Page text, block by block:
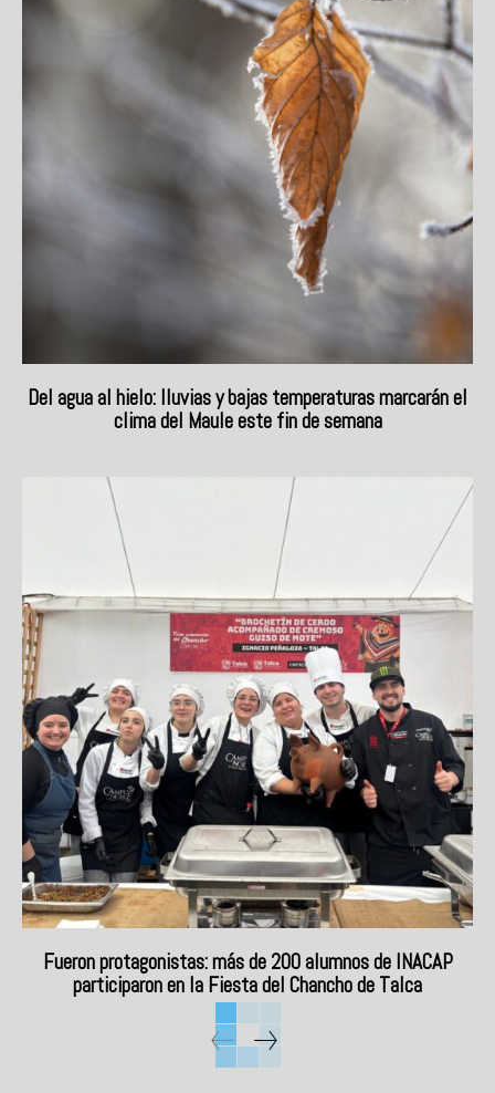
Del agua al hielo: lluvias y bajas temperaturas marcarán el
clima del Maule este fin de semana
Fueron protagonistas: más de 200 alumnos de INACAP
participaron en la Fiesta del Chancho de Talca